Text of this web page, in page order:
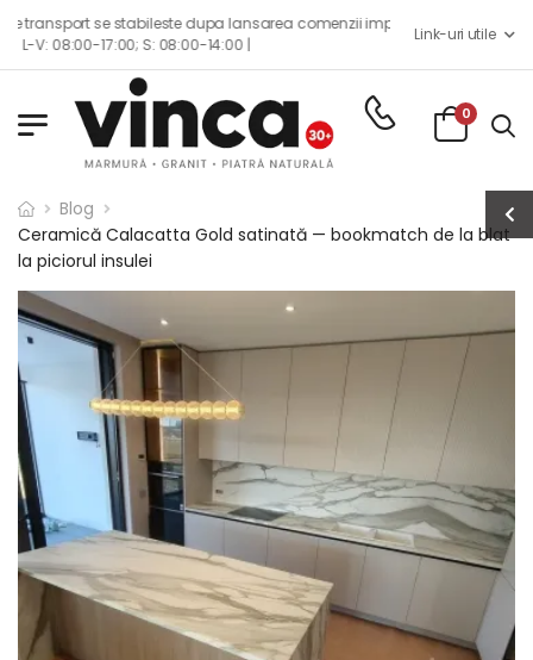
impreuna cu echipa de consilieri de vanzari. Link-uri utile
0
Blog
Ceramică Calacatta Gold satinată — bookmatch de la blat
la piciorul insulei